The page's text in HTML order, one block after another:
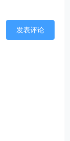
发表评论